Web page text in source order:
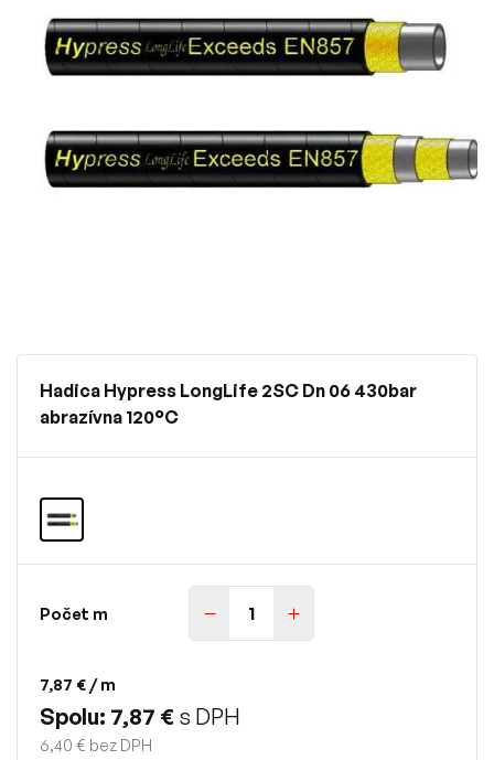
Hadica Hypress LongLife 2SC Dn 06 430bar
abrazívna 120°C
Počet m
7,87 € / m
Spolu: 7,87 € s DPH
6,40 € bez DPH